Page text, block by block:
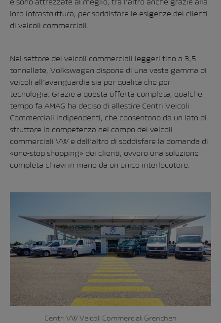
e sono attrezzate al meglio, tra l’altro anche grazie alla
loro infrastruttura, per soddisfare le esigenze dei clienti
di veicoli commerciali.
Nel settore dei veicoli commerciali leggeri fino a 3,5
tonnellate, Volkswagen dispone di una vasta gamma di
veicoli all’avanguardia sia per qualità che per
tecnologia. Grazie a questa offerta completa, qualche
tempo fa AMAG ha deciso di allestire Centri Veicoli
Commerciali indipendenti, che consentono da un lato di
sfruttare la competenza nel campo dei veicoli
commerciali VW e dall’altro di soddisfare la domanda di
«one-stop shopping» dei clienti, ovvero una soluzione
completa chiavi in mano da un unico interlocutore.
Centri VW Veicoli Commerciali Grenchen